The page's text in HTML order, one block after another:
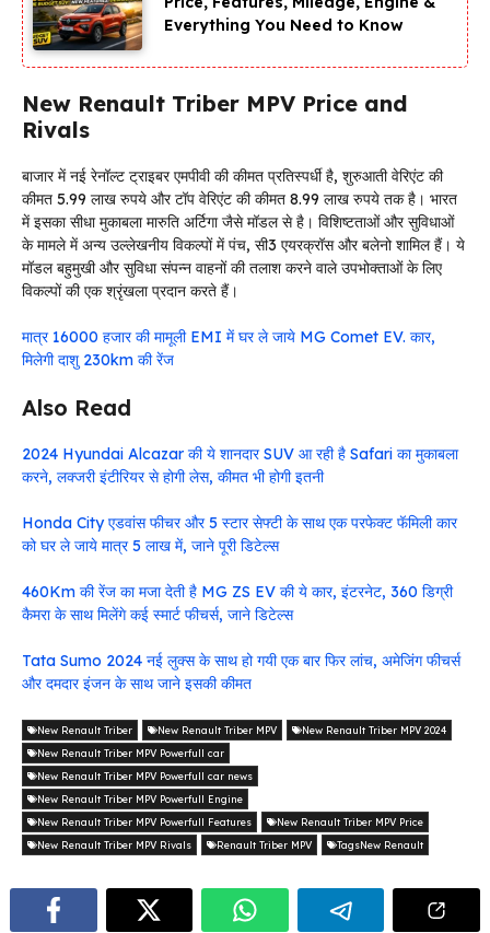
Everything You Need to Know
New Renault Triber MPV Price and
Rivals
बाजार में नई रेनॉल्ट ट्राइबर एमपीवी की कीमत प्रतिस्पर्धी है, शुरुआती वेरिएंट की
कीमत 5.99 लाख रुपये और टॉप वेरिएंट की कीमत 8.99 लाख रुपये तक है। भारत
में इसका सीधा मुकाबला मारुति अर्टिगा जैसे मॉडल से है। विशिष्टताओं और सुविधाओं
के मामले में अन्य उल्लेखनीय विकल्पों में पंच, सी3 एयरक्रॉस और बलेनो शामिल हैं। ये
मॉडल बहुमुखी और सुविधा संपन्न वाहनों की तलाश करने वाले उपभोक्ताओं के लिए
विकल्पों की एक श्रृंखला प्रदान करते हैं।
मात्र 16000 हजार की मामूली EMI में घर ले जाये MG Comet EV. कार,
मिलेगी दाशु 230km की रेंज
Also Read
2024 Hyundai Alcazar की ये शानदार SUV आ रही है Safari का मुकाबला
करने, लक्जरी इंटीरियर से होगी लेस, कीमत भी होगी इतनी
Honda City एडवांस फीचर और 5 स्टार सेफ्टी के साथ एक परफेक्ट फॅमिली कार
को घर ले जाये मात्र 5 लाख में, जाने पूरी डिटेल्स
460Km की रेंज का मजा देती है MG ZS EV की ये कार, इंटरनेट, 360 डिग्री
कैमरा के साथ मिलेंगे कई स्मार्ट फीचर्स, जाने डिटेल्स
Tata Sumo 2024 नई लुक्स के साथ हो गयी एक बार फिर लांच, अमेजिंग फीचर्स
और दमदार इंजन के साथ जाने इसकी कीमत
New Renault Triber New Renault Triber MPV
New Renault Triber MPV 2024
New Renault Triber MPV Powerfull car
New Renault Triber MPV Powerfull car news
New Renault Triber MPV Powerfull Engine
New Renault Triber MPV Powerfull Features
New Renault Triber MPV Price
New Renault Triber MPV Rivals
Renault Triber MPV TagsNew Renault